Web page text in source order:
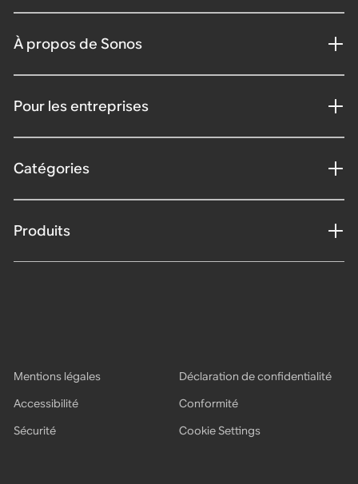
À propos de Sonos
Pour les entreprises
Catégories
Produits
Mentions légales
Déclaration de confidentialité
Accessibilité
Conformité
Sécurité
Cookie Settings